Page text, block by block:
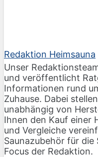
Redaktion Heimsauna
Unser
und veröffentlicht
Informationen rund
Zuhause. Dabei
unabhängig von
Ihnen den Kauf einer
und Vergleiche
Saunazubehör für die
Focus der Redaktion.